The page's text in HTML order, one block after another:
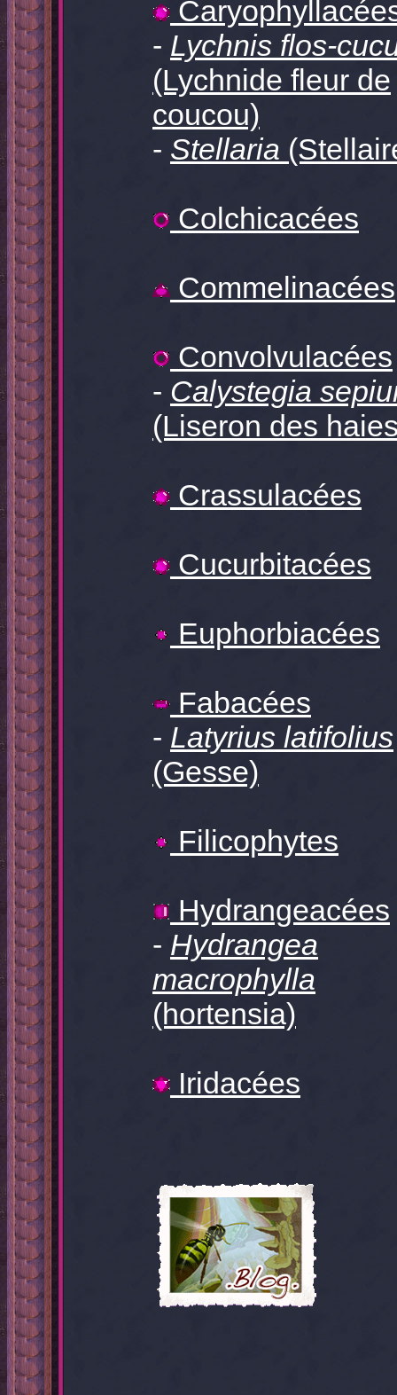
- Lychnis flos-
(Lychnide fleur de
coucou)
- Stellaria
Colchicacées
Commelinacées
Convolvulacées
- Calystegia
(Liseron des
Crassulacées
Cucurbitacées
Euphorbiacées
Fabacées
- Latyrius latifolius
(Gesse)
Filicophytes
Hydrangeacées
- Hydrangea
macrophylla
(hortensia)
Iridacées